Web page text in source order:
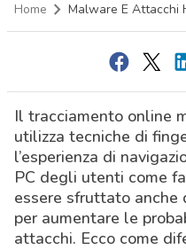
Home Malware E Attacchi
Il tracciamento online
utilizza tecniche di
l’esperienza di
PC degli utenti come
essere sfruttato
per aumentare le
attacchi. Ecco come